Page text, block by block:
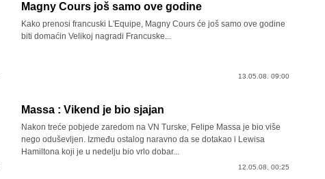
Magny Cours još samo ove godine
Kako prenosi francuski L'Equipe, Magny Cours će još samo ove godine
biti domaćin Velikoj nagradi Francuske...
13.05.08. 09:00
Massa : Vikend je bio sjajan
Nakon treće pobjede zaredom na VN Turske, Felipe Massa je bio više
nego oduševljen. Između ostalog naravno da se dotakao i Lewisa
Hamiltona koji je u nedelju bio vrlo dobar...
12.05.08. 00:25